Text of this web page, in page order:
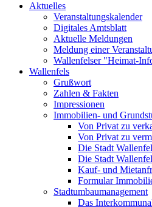
Aktuelles
Veranstaltungskalender
Digitales Amtsblatt
Aktuelle Meldungen
Meldung einer
Wallenfelser "Heimat-
Wallenfels
Grußwort
Zahlen & Fakten
Impressionen
Immobilien- und
Von Privat zu
Von Privat zu
Die Stadt
Die Stadt
Kauf- und
Formular
Stadtumbaumanagement
Das